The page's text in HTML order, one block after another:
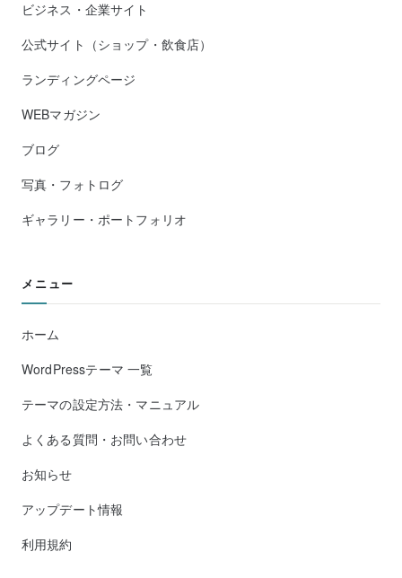
ビジネス・企業サイト
公式サイト（ショップ・飲食店）
ランディングページ
WEBマガジン
ブログ
写真・フォトログ
ギャラリー・ポートフォリオ
メニュー
ホーム
WordPressテーマ 一覧
テーマの設定方法・マニュアル
よくある質問・お問い合わせ
お知らせ
アップデート情報
利用規約